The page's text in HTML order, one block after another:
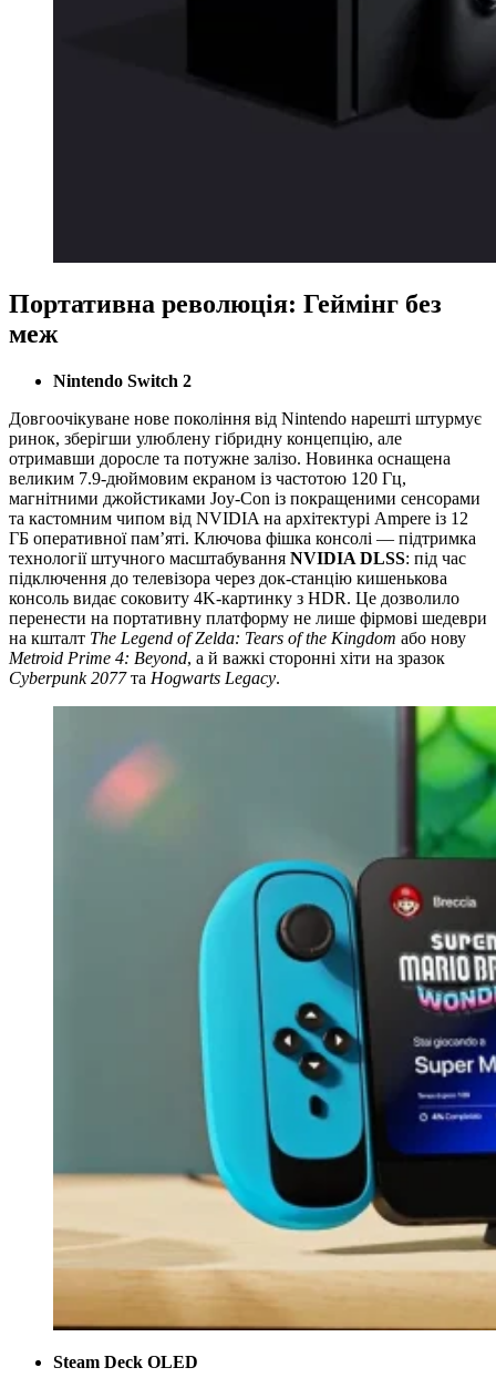
Портативна революція: Геймінг без
меж
Nintendo Switch 2
Довгоочікуване нове покоління від Nintendo нарешті штурмує
ринок, зберігши улюблену гібридну концепцію, але
отримавши доросле та потужне залізо. Новинка оснащена
великим 7.9-дюймовим екраном із частотою 120 Гц,
магнітними джойстиками Joy-Con із покращеними сенсорами
та кастомним чипом від NVIDIA на архітектурі Ampere із 12
ГБ оперативної пам’яті. Ключова фішка консолі — підтримка
технології штучного масштабування NVIDIA DLSS: під час
підключення до телевізора через док-станцію кишенькова
консоль видає соковиту 4K-картинку з HDR. Це дозволило
перенести на портативну платформу не лише фірмові шедеври
на кшталт The Legend of Zelda: Tears of the Kingdom або нову
Metroid Prime 4: Beyond, а й важкі сторонні хіти на зразок
Cyberpunk 2077та Hogwarts Legacy.
Steam Deck OLED